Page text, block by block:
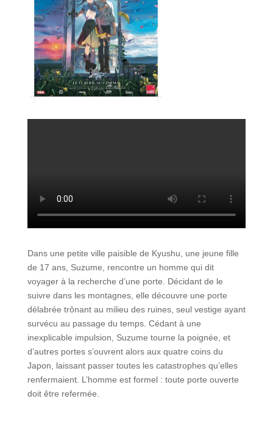
Dans une petite ville paisible de Kyushu, une jeune fille
de 17 ans, Suzume, rencontre un homme qui dit
voyager à la recherche d’une porte. Décidant de le
suivre dans les montagnes, elle découvre une porte
délabrée trônant au milieu des ruines, seul vestige ayant
survécu au passage du temps. Cédant à une
inexplicable impulsion, Suzume tourne la poignée, et
d’autres portes s’ouvrent alors aux quatre coins du
Japon, laissant passer toutes les catastrophes qu’elles
renfermaient. L’homme est formel : toute porte ouverte
doit être refermée.